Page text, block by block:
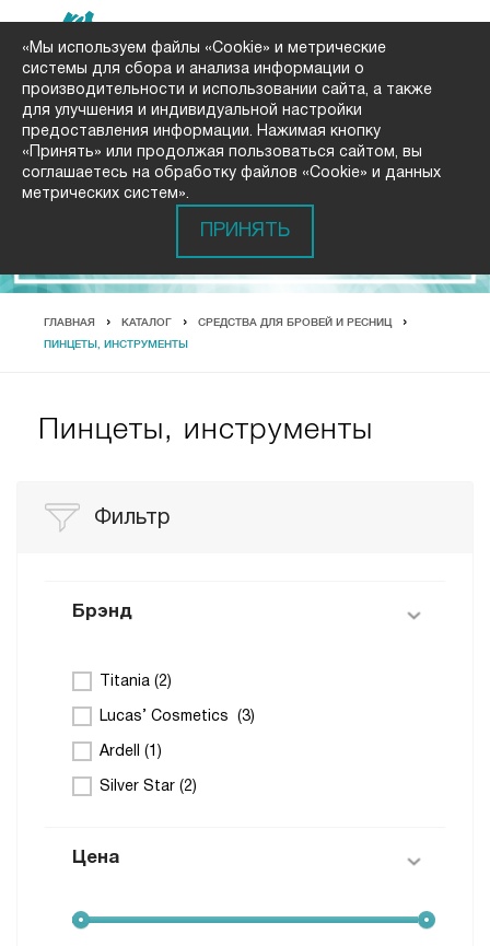
ГЛАВНАЯ КАТАЛОГ СРЕДСТВА ДЛЯ БРОВЕЙ И РЕСНИЦ
ПИНЦЕТЫ, ИНСТРУМЕНТЫ
Пинцеты, инструменты
Фильтр
Брэнд
Titania (2)
Lucas’ Cosmetics (3)
Ardell ( 1 )
Silver Star (2)
Цена
«Мы используем файлы «Cookie» и метрические
системы для сбора и анализа информации о
производительности и использовании сайта, а также
для улучшения и индивидуальной настройки
предоставления информации. Нажимая кнопку
«Принять» или продолжая пользоваться сайтом, вы
соглашаетесь на обработку файлов «Cookie» и данных
метрических систем».
ПРИНЯТЬ